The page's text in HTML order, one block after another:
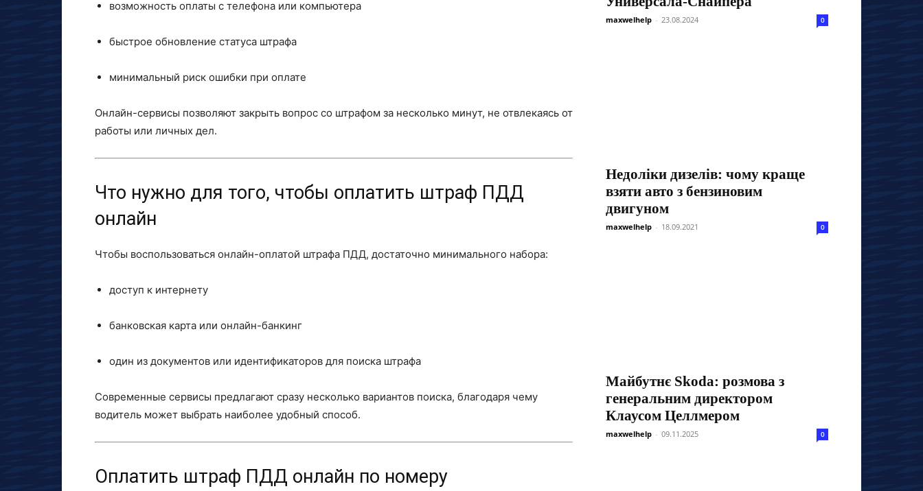
возможность оплаты с телефона или компьютера
быстрое обновление статуса штрафа
минимальный риск ошибки при оплате
Онлайн-сервисы позволяют закрыть вопрос со штрафом за несколько минут, не отвлекаясь от
работы или личных дел.
Что нужно для того, чтобы оплатить штраф ПДД
онлайн
Чтобы воспользоваться онлайн-оплатой штрафа ПДД, достаточно минимального набора:
доступ к интернету
банковская карта или онлайн-банкинг
один из документов или идентификаторов для поиска штрафа
Современные сервисы предлагают сразу несколько вариантов поиска, благодаря чему
водитель может выбрать наиболее удобный способ.
Оплатить штраф ПДД онлайн по номеру
maxwelhelp - 23.08.2024 0
Недоліки дизелів: чому краще
взяти авто з бензиновим
двигуном
maxwelhelp - 18.09.2021 0
Майбутнє Skoda: розмова з
генеральним директором
Клаусом Целлмером
maxwelhelp - 09.11.2025 0